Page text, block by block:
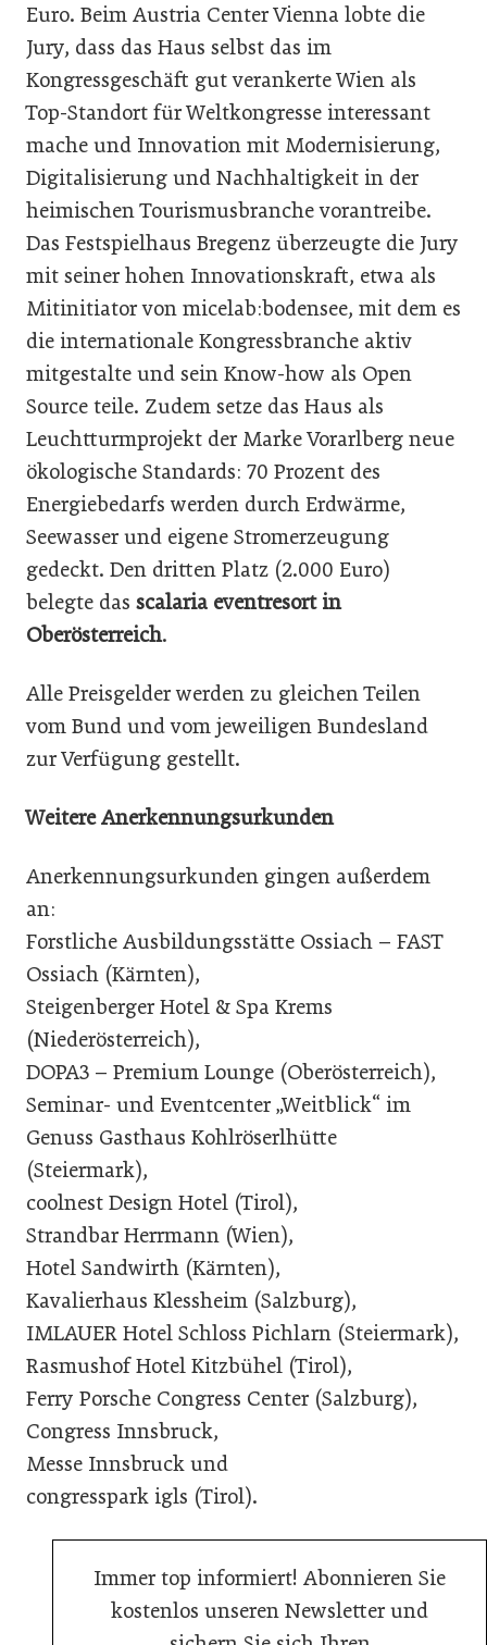
Euro. Beim Austria Center Vienna lobte die
Jury, dass das Haus selbst das im
Kongressgeschäft gut verankerte Wien als
Top-Standort für Weltkongresse interessant
mache und Innovation mit Modernisierung,
Digitalisierung und Nachhaltigkeit in der
heimischen Tourismusbranche vorantreibe.
Das Festspielhaus Bregenz überzeugte die Jury
mit seiner hohen Innovationskraft, etwa als
Mitinitiator von micelab:bodensee, mit dem es
die internationale Kongressbranche aktiv
mitgestalte und sein Know-how als Open
Source teile. Zudem setze das Haus als
Leuchtturmprojekt der Marke Vorarlberg neue
ökologische Standards: 70 Prozent des
Energiebedarfs werden durch Erdwärme,
Seewasser und eigene Stromerzeugung
gedeckt. Den dritten Platz (2.000 Euro)
belegte das scalaria eventresort in
Oberösterreich.
Alle Preisgelder werden zu gleichen Teilen
vom Bund und vom jeweiligen Bundesland
zur Verfügung gestellt.
Weitere Anerkennungsurkunden
Anerkennungsurkunden gingen außerdem
an:
Forstliche Ausbildungsstätte Ossiach – FAST
Ossiach (Kärnten),
Steigenberger Hotel & Spa Krems
(Niederösterreich),
DOPA3 – Premium Lounge (Oberösterreich),
Seminar- und Eventcenter „Weitblick“ im
Genuss Gasthaus Kohlröserlhütte
(Steiermark),
coolnest Design Hotel (Tirol),
Strandbar Herrmann (Wien),
Hotel Sandwirth (Kärnten),
Kavalierhaus Klessheim (Salzburg),
IMLAUER Hotel Schloss Pichlarn (Steiermark),
Rasmushof Hotel Kitzbühel (Tirol),
Ferry Porsche Congress Center (Salzburg),
Congress Innsbruck,
Messe Innsbruck und
congresspark igls (Tirol).
Immer top informiert! Abonnieren Sie
kostenlos unseren Newsletter und